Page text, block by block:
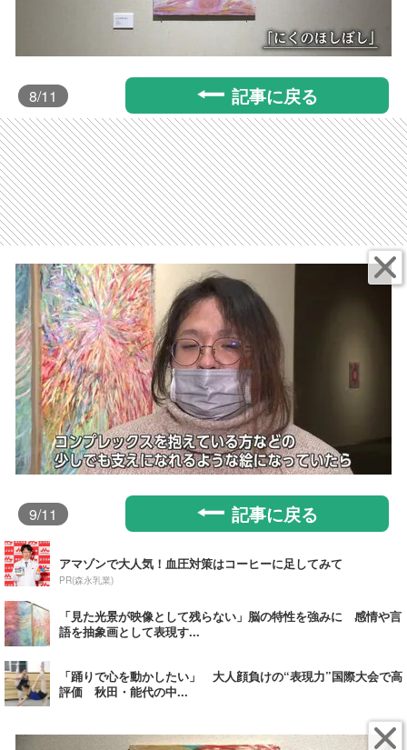
8/11 記事に戻る
9/11 記事に戻る
アマゾンで大人気！血圧対策はコーヒーに足してみて
PR(森永乳業)
「見た光景が映像として残らない」脳の特性を強みに 感情や言
語を抽象画として表現す...
「踊りで心を動かしたい」 大人顔負けの“表現力”国際大会で高
評価 秋田・能代の中...